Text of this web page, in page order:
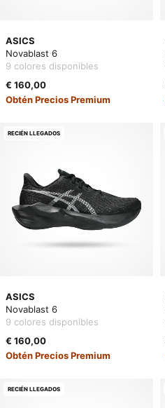
ASICS
Novablast 6
9 colores disponibles
€ 160,00
Obtén Precios Premium
ASICS
Novablast 6
9 colores disponibles
€ 160,00
Obtén Precios Premium
RECIÉN LLEGADOS
RECIÉN LLEGADOS